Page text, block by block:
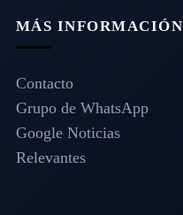
MÁS INFORMACIÓN
Contacto
Grupo de WhatsApp
Google Noticias
Relevantes